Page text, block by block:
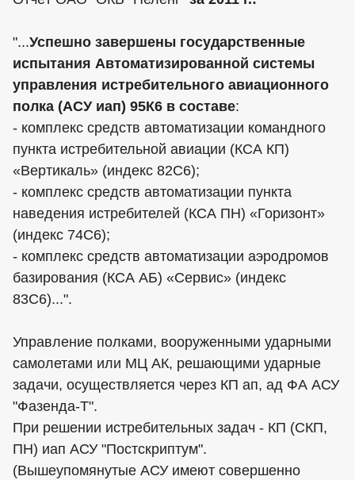
"...Успешно завершены государственные
испытания Автоматизированной системы
управления истребительного авиационного
полка (АСУ иап) 95К6 в составе:
- комплекс средств автоматизации командного
пункта истребительной авиации (КСА КП)
«Вертикаль» (индекс 82С6);
- комплекс средств автоматизации пункта
наведения истребителей (КСА ПН) «Горизонт»
(индекс 74С6);
- комплекс средств автоматизации аэродромов
базирования (КСА АБ) «Сервис» (индекс
83С6)...".
Управление полками, вооруженными ударными
самолетами или МЦ АК, решающими ударные
задачи, осуществляется через КП ап, ад ФА АСУ
"Фазенда-Т".
При решении истребительных задач - КП (СКП,
ПН) иап АСУ "Постскриптум".
(Вышеупомянутые АСУ имеют совершенно